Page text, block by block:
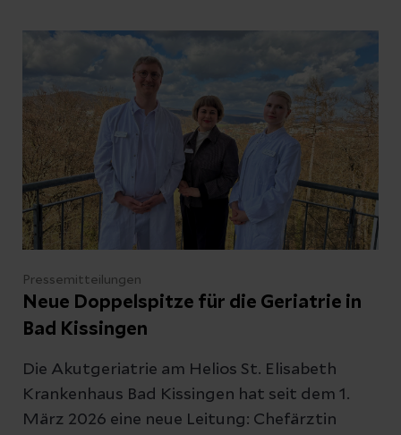
Eigenverantwortung und bereitet gezielt auf
die praktische Abschlussprüfung vor. Die
Auszubildenden wurden begleitet von den
Praxisanleiterinnen des Krankenhauses und
den Lehrkräften der angegliederten
Berufsfachschule für Pflege.
Pressemitteilungen
Neue Doppelspitze für die Geriatrie in
Bad Kissingen
Die Akutgeriatrie am Helios St. Elisabeth
Krankenhaus Bad Kissingen hat seit dem 1.
März 2026 eine neue Leitung: Chefärztin